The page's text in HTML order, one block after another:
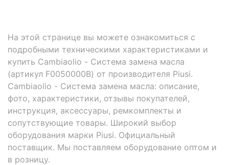
На этой странице вы можете ознакомиться с
подробными техническими характеристиками и
купить Cambiaolio - Система замена масла
(артикул F0050000B) от производителя Piusi.
Cambiaolio - Система замена масла: описание,
фото, характеристики, отзывы покупателей,
инструкция, аксессуары, ремкомплекты и
сопутствующие товары. Широкий выбор
оборудования марки Piusi. Официальный
поставщик. Мы поставляем оборудование оптом и
в розницу.